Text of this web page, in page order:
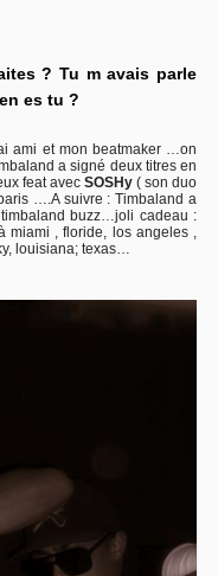
? Tu m avais parle
es tu ?
ami et mon beatmaker …on
a signé deux titres en
feat avec SOSHy ( son duo
….A suivre : Timbaland a
buzz…joli cadeau :
, floride, los angeles ,
louisiana; texas…